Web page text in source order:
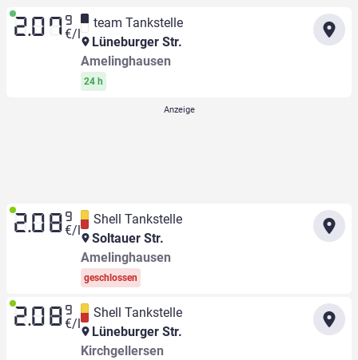
2.07 9
€/l
team Tankstelle
Lüneburger Str.
Amelinghausen
24 h
2.08 9
€/l
Shell Tankstelle
Soltauer Str.
Amelinghausen
geschlossen
2.08 9
€/l
Shell Tankstelle
Lüneburger Str.
Kirchgellersen